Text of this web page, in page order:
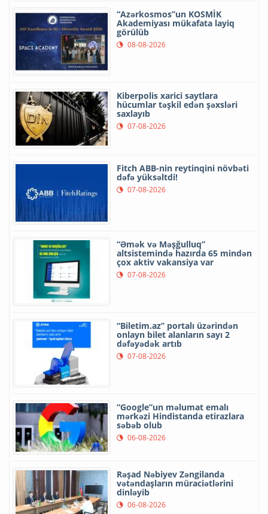
“Azərkosmos”un KOSMİK
Akademiyası mükafata layiq
görülüb
08-08-2026
Kiberpolis xarici saytlara
hücumlar təşkil edən şəxsləri
saxlayıb
07-08-2026
Fitch ABB-nin reytinqini növbəti
dəfə yüksəltdi!
07-08-2026
“Əmək və Məşğulluq”
altsistemində hazırda 65 mindən
çox aktiv vakansiya var
07-08-2026
“Biletim.az” portalı üzərindən
onlayn bilet alanların sayı 2
dəfəyədək artıb
07-08-2026
“Google”un məlumat emalı
mərkəzi Hindistanda etirazlara
səbəb olub
06-08-2026
Rəşad Nəbiyev Zəngilanda
vətəndaşların müraciətlərini
dinləyib
06-08-2026